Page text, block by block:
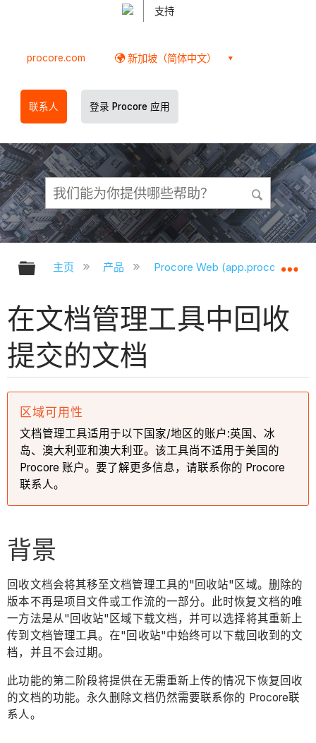
支持
procore.com 新加坡（简体中文）
联系人 登录 Procore 应用
扩展/隐缩全局层次
主页 产品 Procore Web
在文档管理工具中回收
提交的文档
区域可用性
文档管理工具适用于以下国家/地区的账户:英国、冰
岛、澳大利亚和澳大利亚。该工具尚不适用于美国的
Procore 账户。要了解更多信息，请联系你的 Procore
联系人。
背景
回收文档会将其移至文档管理工具的"回收站"区域。删除的
版本不再是项目文件或工作流的一部分。此时恢复文档的唯
一方法是从"回收站"区域下载文档，并可以选择将其重新上
传到文档管理工具。在"回收站"中始终可以下载回收到的文
档，并且不会过期。
此功能的第二阶段将提供在无需重新上传的情况下恢复回收
的文档的功能。永久删除文档仍然需要联系你的 Procore联
系人。